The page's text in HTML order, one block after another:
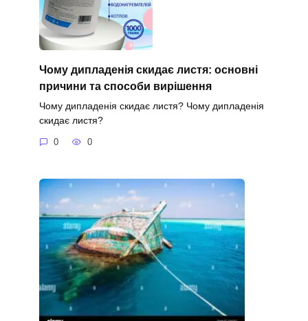
Чому дипладенія скидає листя: основні
причини та способи вирішення
Чому дипладенія скидає листя? Чому дипладенія
скидає листя?
0 0